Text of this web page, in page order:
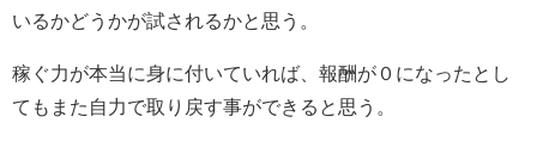
いるかどうかが試されるかと思う。
稼ぐ力が本当に身に付いていれば、報酬が０になったとし
てもまた自力で取り戻す事ができると思う。